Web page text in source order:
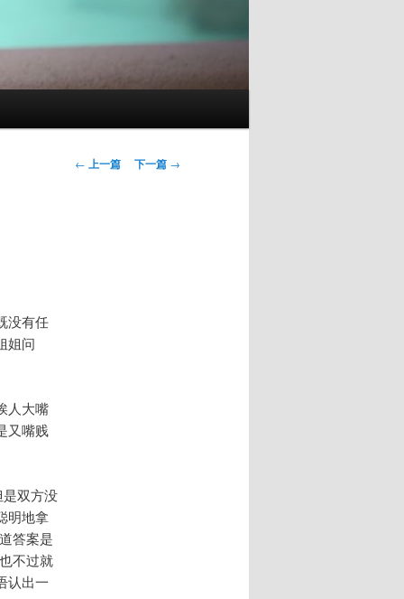
文
← 上一篇 下一篇 →
没有任
姐问
人大嘴
又嘴贱
双方没
明地拿
答案是
不过就
认出一